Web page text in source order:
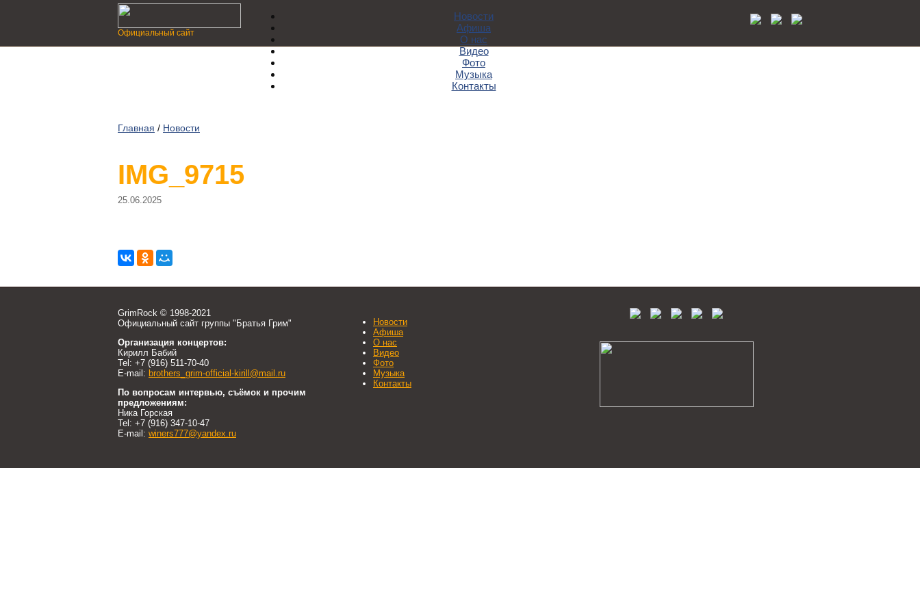
Официальный сайт
Новости
Афиша
О нас
Видео
Фото
Музыка
Контакты
Главная / Новости
IMG_9715
25.06.2025
GrimRock © 1998-2021
Официальный сайт группы "Братья Грим"
Организация концертов:
Кирилл Бабий
Tel: +7 (916) 511-70-40
E-mail: brothers_grim-official-kirill@mail.ru
По вопросам интервью, съёмок и прочим
предложениям:
Ника Горская
Tel: +7 (916) 347-10-47
E-mail: winers777@yandex.ru
Новости
Афиша
О нас
Видео
Фото
Музыка
Контакты